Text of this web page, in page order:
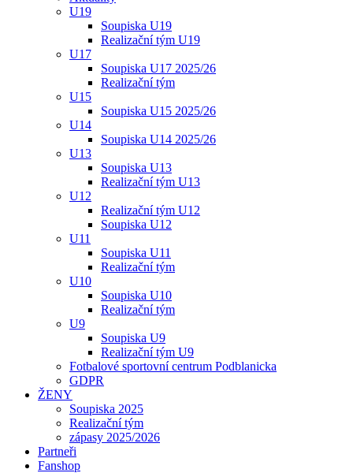
U19
Soupiska U19
Realizační tým U19
U17
Soupiska U17 2025/26
Realizační tým
U15
Soupiska U15 2025/26
U14
Soupiska U14 2025/26
U13
Soupiska U13
Realizační tým U13
U12
Realizační tým U12
Soupiska U12
U11
Soupiska U11
Realizační tým
U10
Soupiska U10
Realizační tým
U9
Soupiska U9
Realizační tým U9
Fotbalové sportovní centrum Podblanicka
GDPR
ŽENY
Soupiska 2025
Realizační tým
zápasy 2025/2026
Partneři
Fanshop